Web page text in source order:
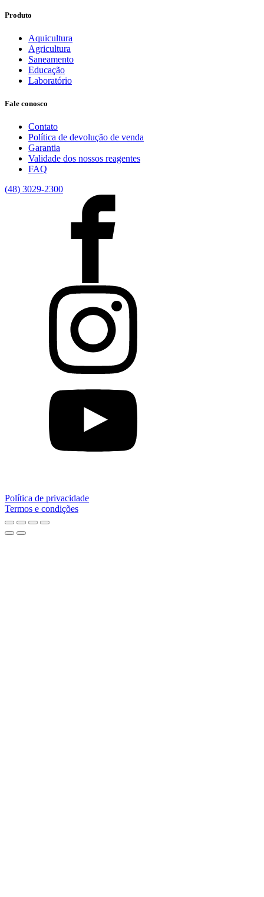
Produto
Aquicultura
Agricultura
Saneamento
Educação
Laboratório
Fale conosco
Contato
Política de devolução de venda
Garantia
Validade dos nossos reagentes
FAQ
(48) 3029-2300
Política de privacidade
Termos e condições